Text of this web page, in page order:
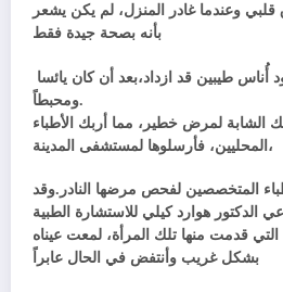
وعندما غادر المنزل، لم يكن يشعر
بأنه بصحة جيدة فقط
ومحبطاً.
الشابة لمرض خطير، مما أربك الأطباء
المحليين، فأرسلوها لمستشفى المدينة،
المتخصصين لفحص مرضها النادر.وقد
قدمت منها تلك المرأة، لمعت عيناه
بشكل غريب وأنتفض في الحال عابراً